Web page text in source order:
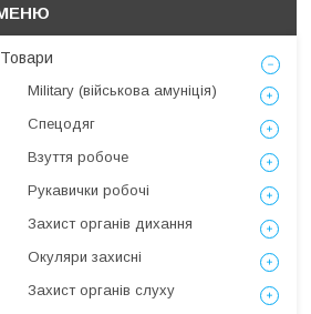
Товари
Military (військова амуніція)
Спецодяг
Взуття робоче
Рукавички робочі
Захист органів дихання
Окуляри захисні
Захист органів слуху